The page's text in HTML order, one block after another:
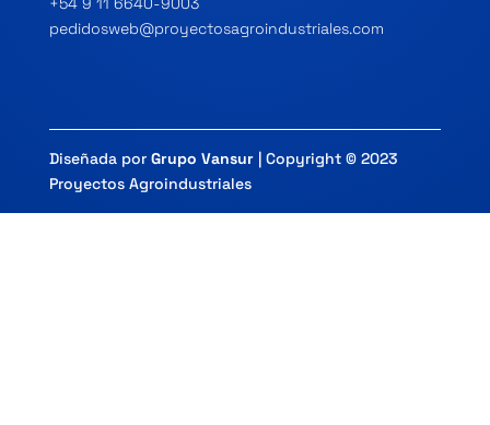
pedidosweb@proyectosagroindustriales.com
Diseñada por Grupo Vansur| Copyright © 2023
Proyectos Agroindustriales